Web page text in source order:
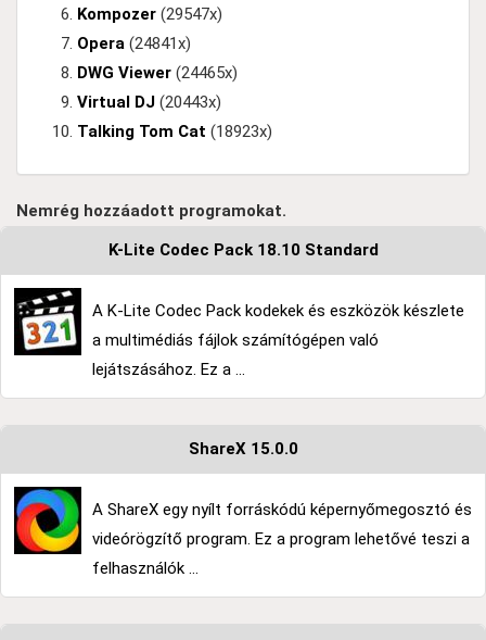
Kompozer (29547x)
Opera (24841x)
DWG Viewer (24465x)
Virtual DJ (20443x)
Talking Tom Cat (18923x)
Nemrég hozzáadott programokat.
K-Lite Codec Pack 18.10 Standard
A K-Lite Codec Pack kodekek és eszközök készlete
a multimédiás fájlok számítógépen való
lejátszásához. Ez a ...
ShareX 15.0.0
A ShareX egy nyílt forráskódú képernyőmegosztó és
videórögzítő program. Ez a program lehetővé teszi a
felhasználók ...